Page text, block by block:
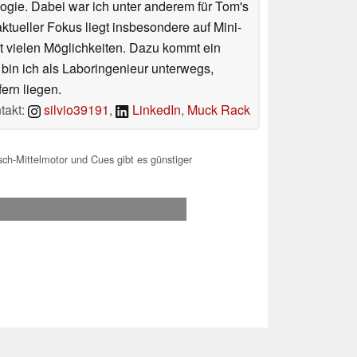
Dabei war ich unter anderem für Tom's
Fokus liegt insbesondere auf Mini-
Möglichkeiten. Dazu kommt ein
ich als Laboringenieur unterwegs,
liegen.
silvio39191, LinkedIn, Muck Rack
Mittelmotor und Cues gibt es günstiger